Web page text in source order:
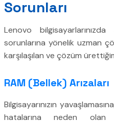
Sorunları
Lenovo bilgisayarlarınızda
sorunlarına yönelik uzman
karşılaşılan ve çözüm
RAM (Bellek) Arızaları
Bilgisayarınızın
hatalarına neden olan